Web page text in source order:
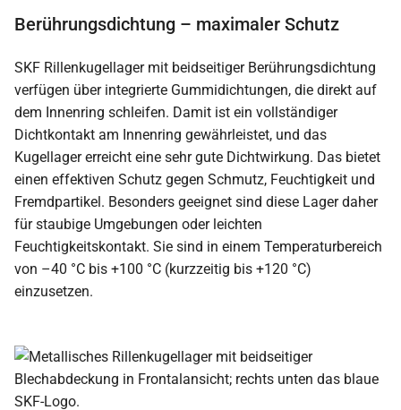
Berührungsdichtung – maximaler Schutz
SKF Rillenkugellager mit beidseitiger Berührungsdichtung
verfügen über integrierte Gummidichtungen, die direkt auf
dem Innenring schleifen. Damit ist ein vollständiger
Dichtkontakt am Innenring gewährleistet, und das
Kugellager erreicht eine sehr gute Dichtwirkung. Das bietet
einen effektiven Schutz gegen Schmutz, Feuchtigkeit und
Fremdpartikel. Besonders geeignet sind diese Lager daher
für staubige Umgebungen oder leichten
Feuchtigkeitskontakt. Sie sind in einem Temperaturbereich
von –40 °C bis +100 °C (kurzzeitig bis +120 °C)
einzusetzen.